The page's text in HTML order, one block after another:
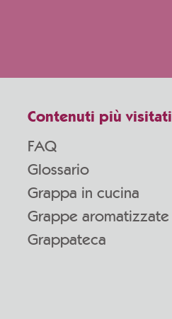
Contenuti più visitati
FAQ
Glossario
Grappa in cucina
Grappe aromatizzate
Grappateca